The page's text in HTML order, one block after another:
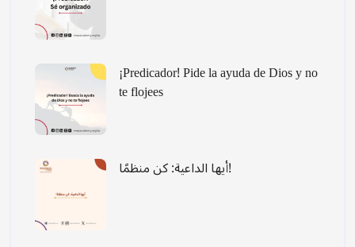
¡Predicador! Pide la ayuda de Dios y no
te flojees
أيها الداعية: كن منظمًا!